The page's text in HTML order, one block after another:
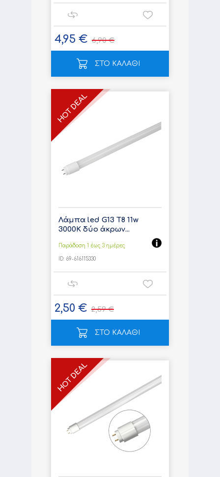
4,95 € 6,90 €
ΣΤΟ ΚΑΛΑΘΙ
Λάμπα led G13 T8 11w
3000K δύο άκρων...
Παράδοση 1 έως 3 ημέρες
ID: 69-616115330
2,50 € 2,59 €
ΣΤΟ ΚΑΛΑΘΙ